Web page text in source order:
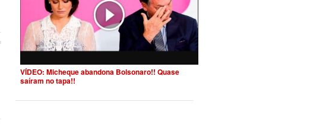
VÍDEO: Micheque abandona Bolsonaro!! Quase
saíram no tapa!!